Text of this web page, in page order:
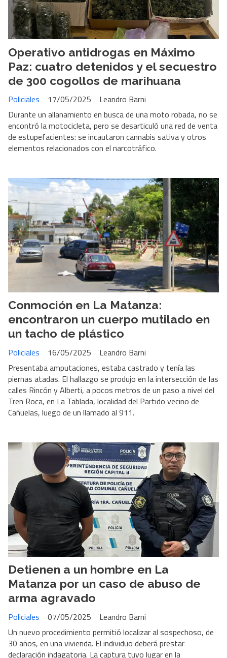
Operativo antidrogas en Máximo
Paz: cuatro detenidos y el secuestro
de 300 cogollos de marihuana
Leandro Barni
Policiales
17/05/2025
Durante un allanamiento en busca de una moto robada, no se
encontró la motocicleta, pero se desarticuló una red de venta
de estupefacientes: se incautaron cannabis sativa y otros
elementos relacionados con el narcotráfico.
Conmoción en La Matanza:
encontraron un cuerpo mutilado en
un tacho de plástico
Leandro Barni
Policiales
16/05/2025
Presentaba amputaciones, estaba castrado y tenía las
piernas atadas. El hallazgo se produjo en la intersección de las
calles Rincón y Alberti, a pocos metros de un paso a nivel del
Tren Roca, en La Tablada, localidad del Partido vecino de
Cañuelas, luego de un llamado al 911.
Detienen a un hombre en La
Matanza por un caso de abuso de
arma agravado
Leandro Barni
Policiales
07/05/2025
Un nuevo procedimiento permitió localizar al sospechoso, de
30 años, en una vivienda. El individuo deberá prestar
declaración indagatoria. La captura tuvo lugar en la